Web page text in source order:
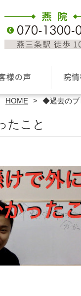
HOME ◆過去のブ
たこと